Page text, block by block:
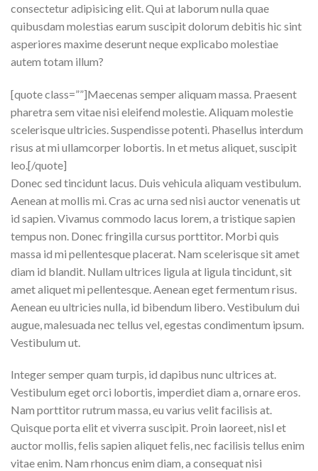
consectetur adipisicing elit. Qui at laborum nulla quae
quibusdam molestias earum suscipit dolorum debitis hic sint
asperiores maxime deserunt neque explicabo molestiae
autem totam illum?
[quote class=””]Maecenas semper aliquam massa. Praesent
pharetra sem vitae nisi eleifend molestie. Aliquam molestie
scelerisque ultricies. Suspendisse potenti. Phasellus interdum
risus at mi ullamcorper lobortis. In et metus aliquet, suscipit
leo.[/quote]
Donec sed tincidunt lacus. Duis vehicula aliquam vestibulum.
Aenean at mollis mi. Cras ac urna sed nisi auctor venenatis ut
id sapien. Vivamus commodo lacus lorem, a tristique sapien
tempus non. Donec fringilla cursus porttitor. Morbi quis
massa id mi pellentesque placerat. Nam scelerisque sit amet
diam id blandit. Nullam ultrices ligula at ligula tincidunt, sit
amet aliquet mi pellentesque. Aenean eget fermentum risus.
Aenean eu ultricies nulla, id bibendum libero. Vestibulum dui
augue, malesuada nec tellus vel, egestas condimentum ipsum.
Vestibulum ut.
Integer semper quam turpis, id dapibus nunc ultrices at.
Vestibulum eget orci lobortis, imperdiet diam a, ornare eros.
Nam porttitor rutrum massa, eu varius velit facilisis at.
Quisque porta elit et viverra suscipit. Proin laoreet, nisl et
auctor mollis, felis sapien aliquet felis, nec facilisis tellus enim
vitae enim. Nam rhoncus enim diam, a consequat nisi